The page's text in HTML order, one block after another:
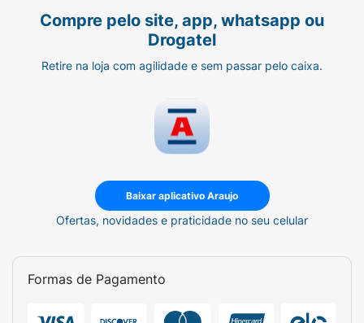
Compre pelo site, app, whatsapp ou
Drogatel
Retire na loja com agilidade e sem passar pelo caixa.
Baixar aplicativo Araujo
Ofertas, novidades e praticidade no seu celular
Formas de Pagamento